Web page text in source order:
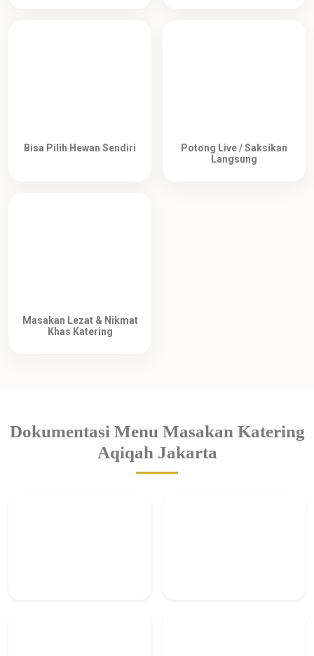
Bisa Pilih Hewan Sendiri
Potong Live / Saksikan
Langsung
Masakan Lezat & Nikmat
Khas Katering
Dokumentasi Menu Masakan Katering
Aqiqah Jakarta